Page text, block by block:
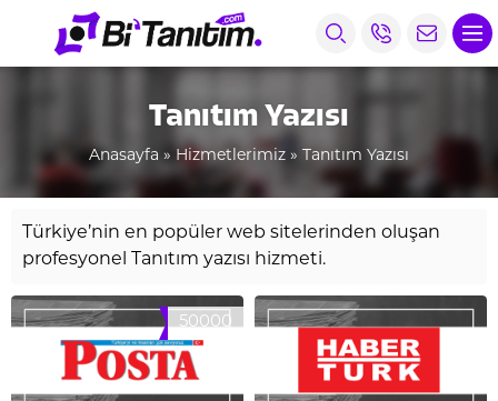
Tanıtım Yazısı
Anasayfa » Hizmetlerimiz » Tanıtım Yazısı
Türkiye’nin en popüler web sitelerinden oluşan
profesyonel Tanıtım yazısı hizmeti.
50000